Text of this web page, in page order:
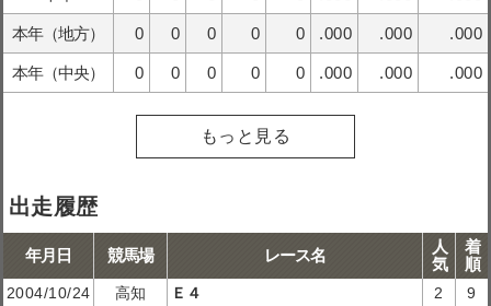
本年（地方） 0 0 0 0 0 .000 .000 .000
本年（中央） 0 0 0 0 0 .000 .000 .000
もっと見る
出走履歴
年月日 競馬場 レース名
人
気
着
順
2004/10/24 高知 Ｅ４ 2
9